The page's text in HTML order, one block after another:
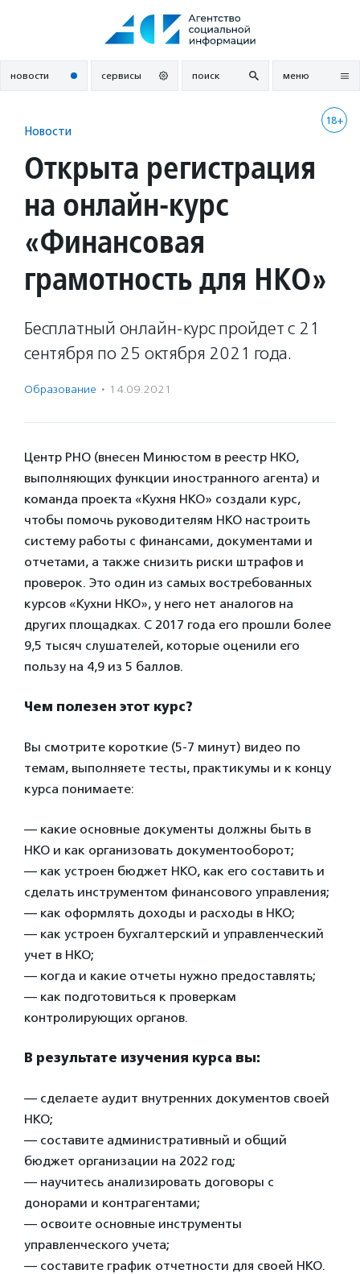
новости сервисы поиск меню
18+
Новости
Открыта регистрация
на онлайн-курс
«Финансовая
грамотность для НКО»
Бесплатный онлайн-курс пройдет с 21
сентября по 25 октября 2021 года.
Образование · 14.09.2021
Центр РНО (внесен Минюстом в реестр НКО,
выполняющих функции иностранного агента) и
команда проекта «Кухня НКО» создали курс,
чтобы помочь руководителям НКО настроить
систему работы с финансами, документами и
отчетами, а также снизить риски штрафов и
проверок. Это один из самых востребованных
курсов «Кухни НКО», у него нет аналогов на
других площадках. С 2017 года его прошли более
9,5 тысяч слушателей, которые оценили его
пользу на 4,9 из 5 баллов.
Чем полезен этот курс?
Вы смотрите короткие (5-7 минут) видео по
темам, выполняете тесты, практикумы и к концу
курса понимаете:
— какие основные документы должны быть в
НКО и как организовать документооборот;
— как устроен бюджет НКО, как его составить и
сделать инструментом финансового управления;
— как оформлять доходы и расходы в НКО;
— как устроен бухгалтерский и управленческий
учет в НКО;
— когда и какие отчеты нужно предоставлять;
— как подготовиться к проверкам
контролирующих органов.
В результате изучения курса вы:
— сделаете аудит внутренних документов своей
НКО;
— составите административный и общий
бюджет организации на 2022 год;
— научитесь анализировать договоры с
донорами и контрагентами;
— освоите основные инструменты
управленческого учета;
— составите график отчетности для своей НКО.